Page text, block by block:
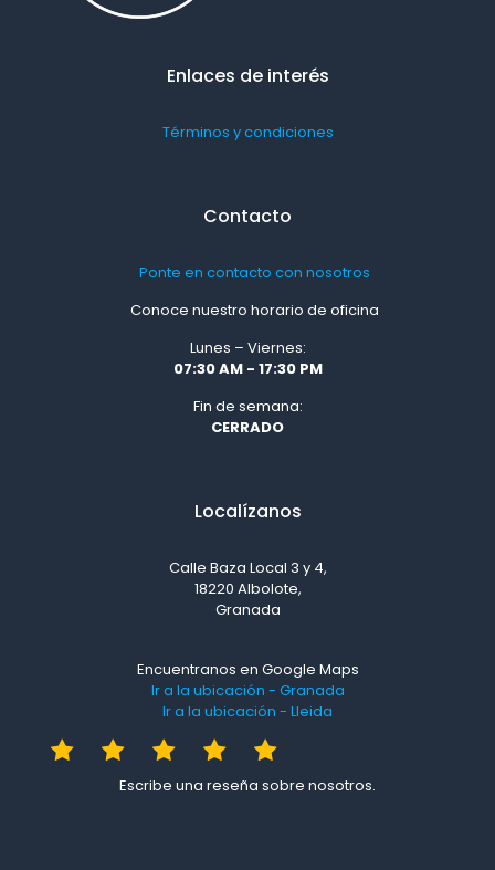
Enlaces de interés
Términos y condiciones
Contacto
Ponte en contacto con nosotros
Conoce nuestro horario de oficina
Lunes – Viernes:
07:30 AM - 17:30 PM
Fin de semana:
CERRADO
Localízanos
Calle Baza Local 3 y 4,
18220 Albolote,
Granada
Encuentranos en Google Maps
Ir a la ubicación - Granada
Ir a la ubicación - Lleida
Escribe una reseña sobre nosotros.